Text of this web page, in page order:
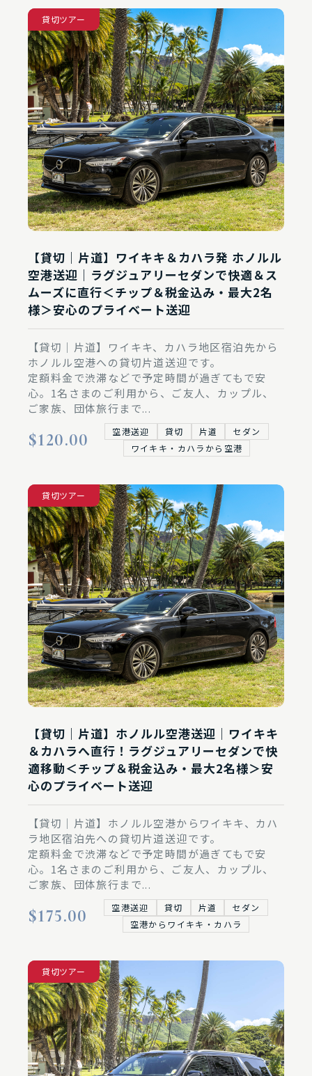
空港送迎
貸切ツアー
【貸切｜片道】ワイキキ＆カハラ発 ホノルル
空港送迎｜ラグジュアリーセダンで快適＆ス
ムーズに直行＜チップ＆税金込み・最大2名
様＞安心のプライベート送迎
【貸切｜片道】ワイキキ、カハラ地区宿泊先から
ホノルル空港への貸切片道送迎です。
定額料金で渋滞などで予定時間が過ぎてもで安
心。1名さまのご利用から、ご友人、カップル、
ご家族、団体旅行まで...
$120.00 空港送迎 貸切 片道
セダン
ワイキキ・カハラから空港
空港送迎
貸切ツアー
【貸切｜片道】ホノルル空港送迎｜ワイキキ
＆カハラへ直行！ラグジュアリーセダンで快
適移動＜チップ＆税金込み・最大2名様＞安
心のプライベート送迎
【貸切｜片道】ホノルル空港からワイキキ、カハ
ラ地区宿泊先への貸切片道送迎です。
定額料金で渋滞などで予定時間が過ぎてもで安
心。1名さまのご利用から、ご友人、カップル、
ご家族、団体旅行まで...
$175.00 空港送迎 貸切 片道
セダン
空港からワイキキ・カハラ
空港送迎
貸切ツアー